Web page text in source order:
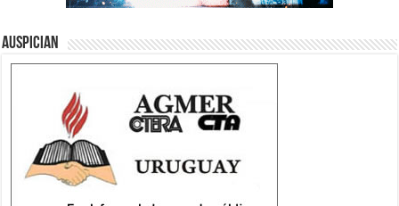
Auspician